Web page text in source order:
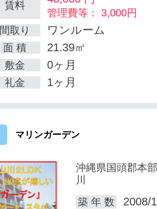
賃料
管理費等： 3,000円
間取り
ワンルーム
面 積 21.39㎡
敷金 0ヶ月
礼金 1ヶ月
マリンガーデン
沖縄県国頭郡本
川
築 年 数
2008/